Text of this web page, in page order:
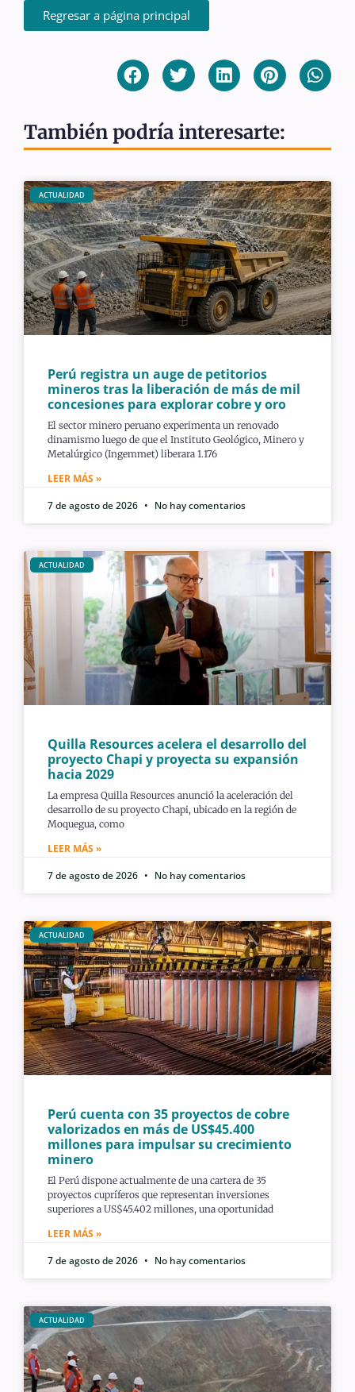
Regresar a página principal
También podría interesarte:
ACTUALIDAD
Perú registra un auge de petitorios
mineros tras la liberación de más de mil
concesiones para explorar cobre y oro
El sector minero peruano experimenta un renovado
dinamismo luego de que el Instituto Geológico, Minero y
Metalúrgico (Ingemmet) liberara 1.176
LEER MÁS »
7 de agosto de 2026
No hay comentarios
ACTUALIDAD
Quilla Resources acelera el desarrollo del
proyecto Chapi y proyecta su expansión
hacia 2029
La empresa Quilla Resources anunció la aceleración del
desarrollo de su proyecto Chapi, ubicado en la región de
Moquegua, como
LEER MÁS »
7 de agosto de 2026
No hay comentarios
ACTUALIDAD
Perú cuenta con 35 proyectos de cobre
valorizados en más de US$45.400
millones para impulsar su crecimiento
minero
El Perú dispone actualmente de una cartera de 35
proyectos cupríferos que representan inversiones
superiores a US$45.402 millones, una oportunidad
LEER MÁS »
7 de agosto de 2026
No hay comentarios
ACTUALIDAD